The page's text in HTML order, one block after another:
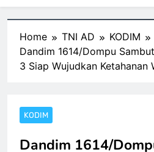
Home TNI AD
KODIM
Dandim 1614/Dompu
3 Siap Wujudkan Ketahanan
KODIM
Dandim 1614/